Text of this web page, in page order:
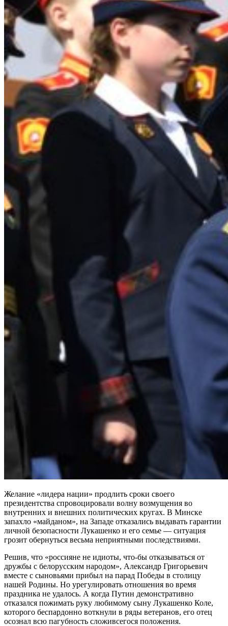
Желание «лидера нации» продлить сроки своего
президентства спровоцировали волну возмущения во
внутренних и внешних политических кругах. В Минске
запахло «майданом», на Западе отказались выдавать гарантии
личной безопасности Лукашенко и его семье — ситуация
грозит обернуться весьма неприятными последствиями.
Решив, что «россияне не идиоты, что-бы отказываться от
дружбы с белорусским народом», Александр Григорьевич
вместе с сыновьями прибыл на парад Победы в столицу
нашей Родины. Но урегулировать отношения во время
праздника не удалось. А когда Путин демонстративно
отказался пожимать руку любимому сыну Лукашенко Коле,
которого беспардонно воткнули в ряды ветеранов, его отец
осознал всю пагубность сложивсегося положения.